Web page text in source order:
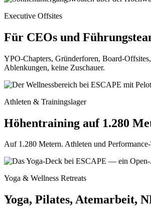
Executive Offsites
Für CEOs und
YPO-Chapters, Gründerforen, Board-
Ablenkungen, keine Zuschauer.
Athleten & Trainingslager
Höhentraining auf 1.280
Auf 1.280 Metern. Athleten und
Yoga & Wellness Retreats
Yoga, Pilates, Atemarbeit,